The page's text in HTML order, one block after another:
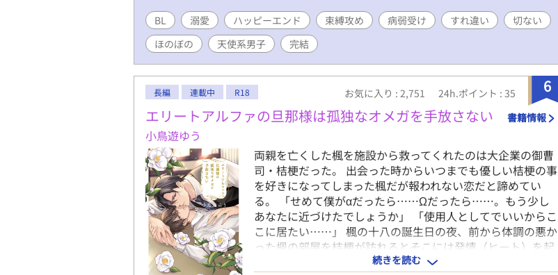
BL 溺愛 ハッピーエンド 束縛攻め 病弱受け すれ違い
切ない
ほのぼの
天使系男子 完結
6
長編 連載中 R18 お気に入り : 2,751 24h.ポイント : 35
エリートアルファの旦那様は孤独なオメガを手放さない
小鳥遊ゆう
書籍情報
両親を亡くした楓を施設から救ってくれたのは大企業の御曹
司・桔梗だった。 出会った時からいつまでも優しい桔梗の事
を好きになってしまった楓だが報われない恋だと諦めてい
る。 「せめて僕がαだったら……Ωだったら……。もう少し
あなたに近づけたでしょうか」 「使用人としてでいいからこ
こに居たい……」 楓の十八の誕生日の夜、前から体調の悪か
った楓の部屋を桔梗が訪れるとそこには発情（ヒート）を起
こした楓の姿が。 「やはり君は、私の運命だ」そう呟く桔
続きを読む